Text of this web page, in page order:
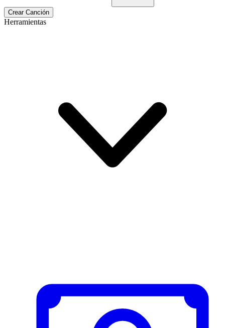
Crear Canción
Herramientas